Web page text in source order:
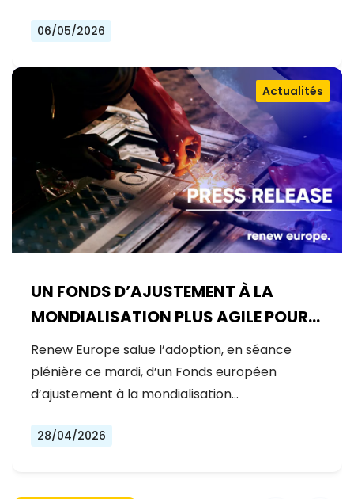
06/05/2026
UN FONDS D’AJUSTEMENT À LA
MONDIALISATION PLUS AGILE POUR
LES TRAVAILLEURS EUROPÉENS
Actualités
Renew Europe salue l’adoption, en séance
plénière ce mardi, d’un Fonds européen
d’ajustement à la mondialisation…
28/04/2026